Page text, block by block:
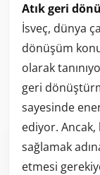
Atık geri
İsveç, dünya
dönüşüm
olarak
geri
sayesinde
ediyor.
sağlamak
etmesi